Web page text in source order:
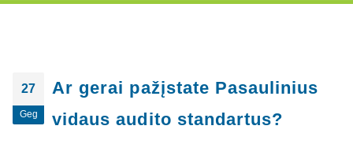
27
Geg
Ar gerai pažįstate Pasaulinius
vidaus audito standartus?